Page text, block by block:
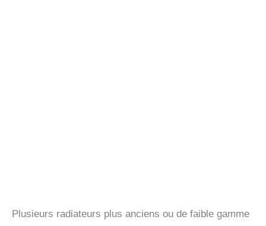
Plusieurs radiateurs plus anciens ou de faible gamme